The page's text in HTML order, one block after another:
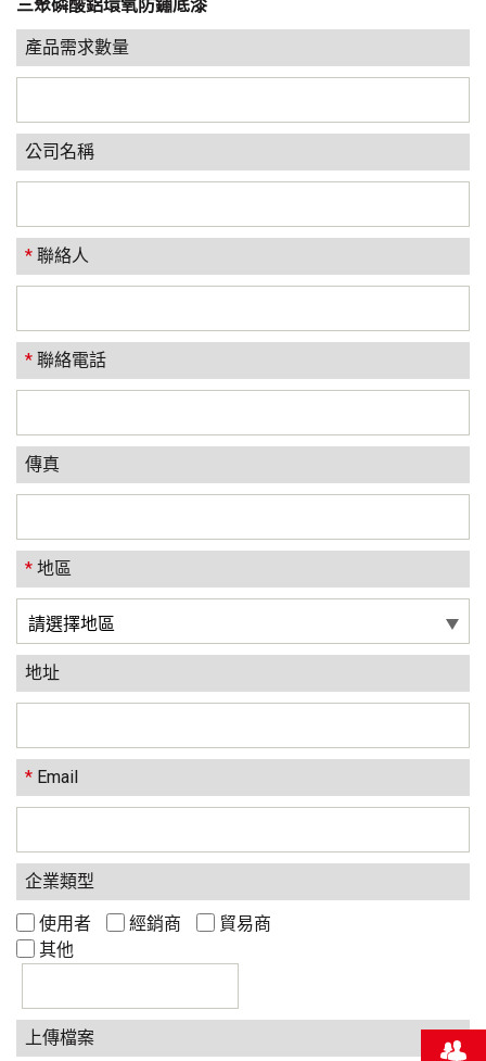
三聚磷酸鋁環氧防鏽底漆
產品需求數量
公司名稱
* 聯絡人
* 聯絡電話
傳真
* 地區
地址
* Email
企業類型
使用者 經銷商
貿易商
其他
上傳檔案